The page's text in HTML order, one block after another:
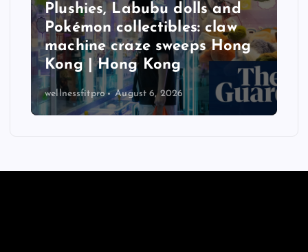
Plushies, Labubu dolls and
Pokémon collectibles: claw
machine craze sweeps Hong
Kong | Hong Kong
wellnessfitpro August 6, 2026